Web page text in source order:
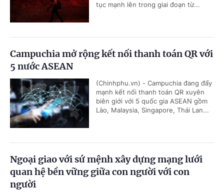
tục mạnh lên trong giai đoạn từ...
Campuchia mở rộng kết nối thanh toán QR với
5 nước ASEAN
(Chinhphu.vn) - Campuchia đang đẩy
mạnh kết nối thanh toán QR xuyên
biên giới với 5 quốc gia ASEAN gồm
Lào, Malaysia, Singapore, Thái Lan...
Ngoại giao với sứ mệnh xây dựng mạng lưới
quan hệ bền vững giữa con người với con
người